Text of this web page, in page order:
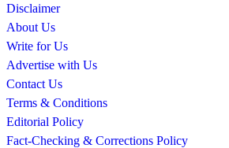
Disclaimer
About Us
Write for Us
Advertise with Us
Contact Us
Terms & Conditions
Editorial Policy
Fact-Checking & Corrections Policy